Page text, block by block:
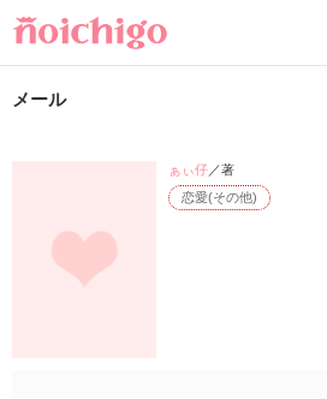
メール
恋愛(その他)
ぁぃ仔／著